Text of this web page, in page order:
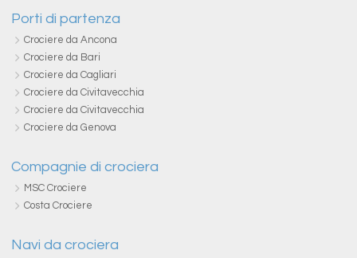
Porti di partenza
Crociere da Ancona
Crociere da Bari
Crociere da Cagliari
Crociere da Civitavecchia
Crociere da Civitavecchia
Crociere da Genova
Compagnie di crociera
MSC Crociere
Costa Crociere
Navi da crociera